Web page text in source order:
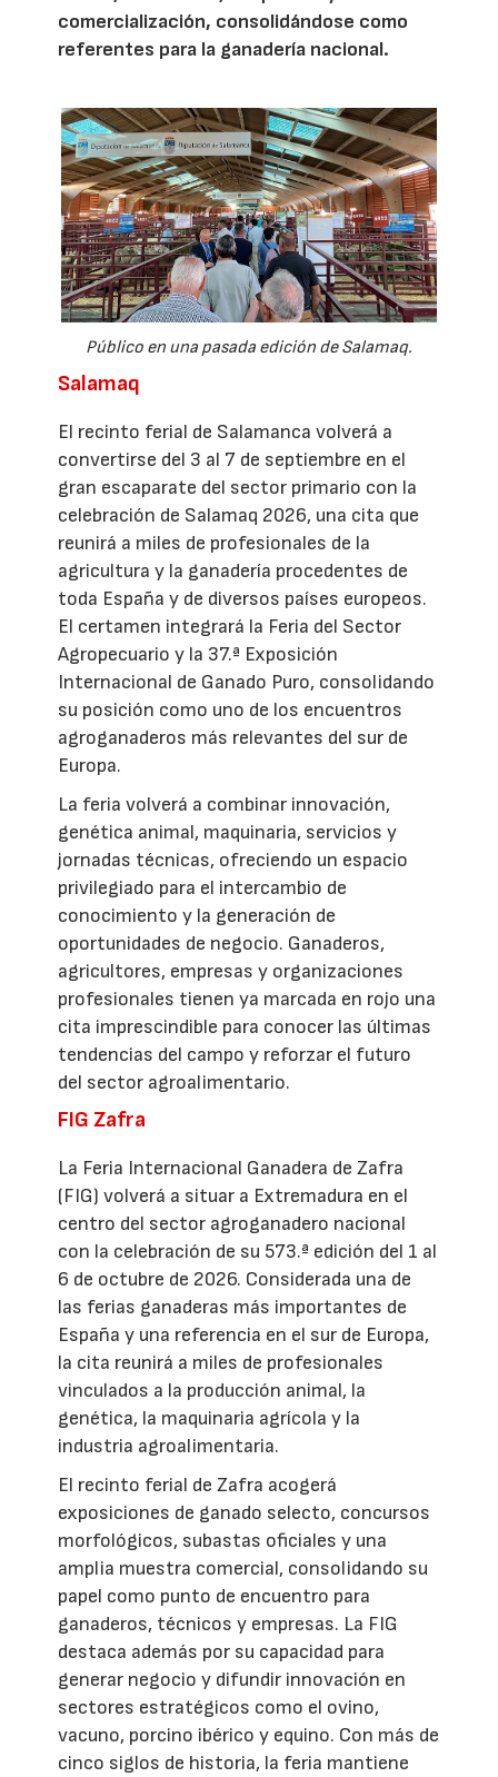
comercialización, consolidándose como
referentes para la ganadería nacional.
Público en una pasada edición de Salamaq.
Salamaq
El recinto ferial de Salamanca volverá a
convertirse del 3 al 7 de septiembre en el
gran escaparate del sector primario con la
celebración de Salamaq 2026, una cita que
reunirá a miles de profesionales de la
agricultura y la ganadería procedentes de
toda España y de diversos países europeos.
El certamen integrará la Feria del Sector
Agropecuario y la 37.ª Exposición
Internacional de Ganado Puro, consolidando
su posición como uno de los encuentros
agroganaderos más relevantes del sur de
Europa.
La feria volverá a combinar innovación,
genética animal, maquinaria, servicios y
jornadas técnicas, ofreciendo un espacio
privilegiado para el intercambio de
conocimiento y la generación de
oportunidades de negocio. Ganaderos,
agricultores, empresas y organizaciones
profesionales tienen ya marcada en rojo una
cita imprescindible para conocer las últimas
tendencias del campo y reforzar el futuro
del sector agroalimentario.
FIG Zafra
La Feria Internacional Ganadera de Zafra
(FIG) volverá a situar a Extremadura en el
centro del sector agroganadero nacional
con la celebración de su 573.ª edición del 1 al
6 de octubre de 2026. Considerada una de
las ferias ganaderas más importantes de
España y una referencia en el sur de Europa,
la cita reunirá a miles de profesionales
vinculados a la producción animal, la
genética, la maquinaria agrícola y la
industria agroalimentaria.
El recinto ferial de Zafra acogerá
exposiciones de ganado selecto, concursos
morfológicos, subastas oficiales y una
amplia muestra comercial, consolidando su
papel como punto de encuentro para
ganaderos, técnicos y empresas. La FIG
destaca además por su capacidad para
generar negocio y difundir innovación en
sectores estratégicos como el ovino,
vacuno, porcino ibérico y equino. Con más de
cinco siglos de historia, la feria mantiene